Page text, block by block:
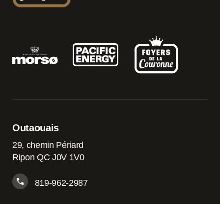
Outaouais
29, chemin Périard
Ripon QC J0V 1V0
819-962-2987